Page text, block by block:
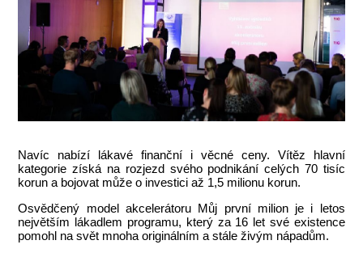
Navíc nabízí lákavé finanční i věcné ceny. Vítěz hlavní
kategorie získá na rozjezd svého podnikání celých 70 tisíc
korun a bojovat může o investici až 1,5 milionu korun.
Osvědčený model akcelerátoru Můj první milion je i letos
největším lákadlem programu, který za 16 let své existence
pomohl na svět mnoha originálním a stále živým nápadům.